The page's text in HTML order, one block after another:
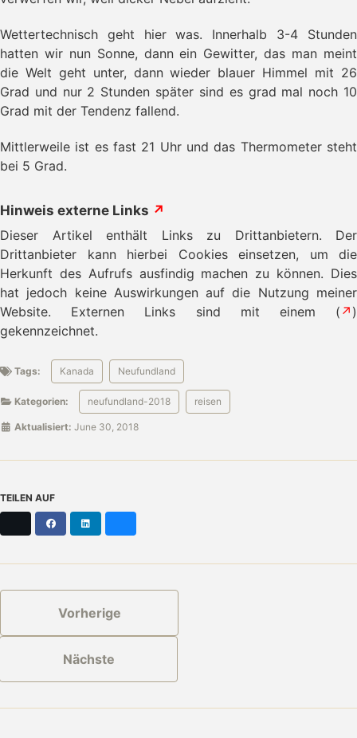
Wettertechnisch geht hier was. Innerhalb 3-4 Stunden
hatten wir nun Sonne, dann ein Gewitter, das man meint
die Welt geht unter, dann wieder blauer Himmel mit 26
Grad und nur 2 Stunden später sind es grad mal noch 10
Grad mit der Tendenz fallend.
Mittlerweile ist es fast 21 Uhr und das Thermometer steht
bei 5 Grad.
Hinweis externe Links ↗
Dieser Artikel enthält Links zu Drittanbietern. Der
Drittanbieter kann hierbei Cookies einsetzen, um die
Herkunft des Aufrufs ausfindig machen zu können. Dies
hat jedoch keine Auswirkungen auf die Nutzung meiner
Website. Externen Links sind mit einem ( ↗ )
gekennzeichnet.
Tags: Kanada Neufundland
Kategorien: neufundland-2018 reisen
Aktualisiert: June 30, 2018
TEILEN AUF
Facebook
Vorherige
Nächste